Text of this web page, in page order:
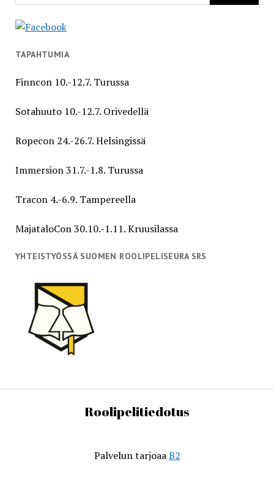
TAPAHTUMIA
Finncon 10.-12.7. Turussa
Sotahuuto 10.-12.7. Orivedellä
Ropecon 24.-26.7. Helsingissä
Immersion 31.7.-1.8. Turussa
Tracon 4.-6.9. Tampereella
MajataloCon 30.10.-1.11. Kruusilassa
YHTEISTYÖSSÄ SUOMEN ROOLIPELISEURA SRS
Roolipelitiedotus
Palvelun tarjoaaB2